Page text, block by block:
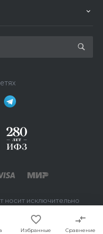
Избранные Сравнение
носит исключительно
определяемой
ГК РФ.